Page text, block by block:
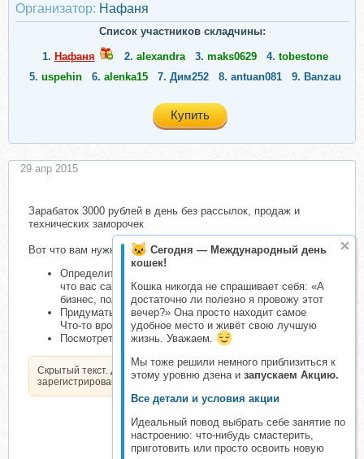
Сегодня — Международный день
кошек!
Кошка никогда не спрашивает себя: «А
достаточно ли полезно я провожу этот
вечер?» Она просто находит самое
удобное место и живёт свою лучшую
жизнь. Уважаем.
Мы тоже решили немного приблизиться к
этому уровню дзена и запускаем Акцию.
Все детали и условия акции
Идеальный повод выбрать себе занятие по
настроению: что-нибудь смастерить,
приготовить или просто освоить новую
Организатор: Нафаня
Список участников складчины:
1. Нафаня 2. alexandra 3. maks0629 4. tobestone
5. uspehin 6. alenka15 7. Дим252 8. antuan081 9. Banzau
Купить
Зарабаток 3000 рублей в день без рассылок, продаж и
технических заморочек
Вот что вам нужно будет сделать для заработка
Определиться с темой ваших новостей Выбирайте то,
что вас самих интересует, например спорт, шоу-
бизнес, политика
Придумать название канала
Что-то вроде "Свежие новости" или "Новости недели"
Посмотреть мой пошаговый видеокурс
Скрытый текст. Доступен только
зарегистрированным пользователям.
29 апр 2015